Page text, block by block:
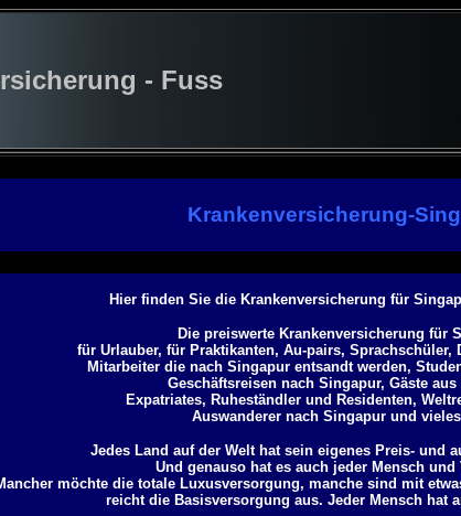
- Fuss
Krankenversicherung-
Hier finden Sie die Krankenversicherung für
Die preiswerte Krankenversicherung für
für Urlauber, für Praktikanten, Au-pairs, Sprachschüler,
Mitarbeiter die nach Singapur entsandt werden,
Geschäftsreisen nach Singapur, Gäste aus
Expatriates, Ruheständler und Residenten,
Auswanderer nach Singapur und
Jedes Land auf der Welt hat sein eigenes Preis- und
Und genauso hat es auch jeder Mensch und
möchte die totale Luxusversorgung, manche sind mit
reicht die Basisversorgung aus. Jeder Mensch hat